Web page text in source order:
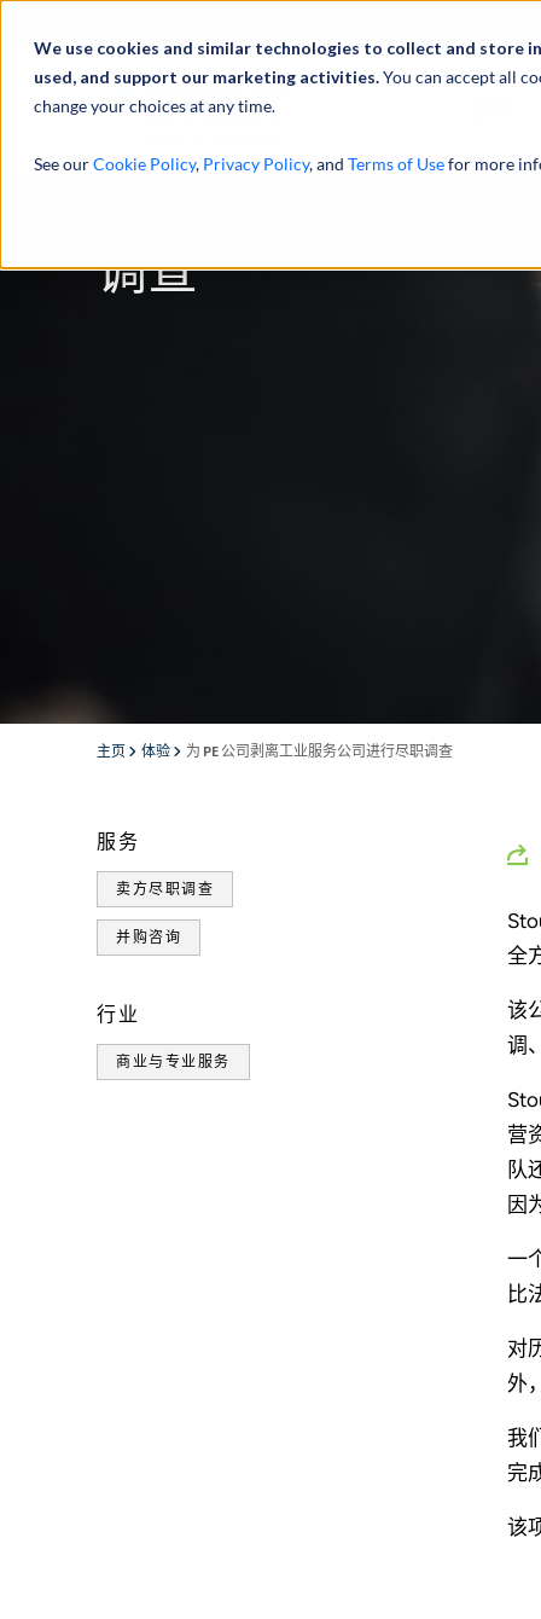
We use cookies and similar technologies to collect and
used, and support our marketing activities.You can accept all
change your choices at any time.
See ourCookie Policy, Privacy Policy, and Terms of Usefor more
调查
主页 体验 为 PE 公司剥离工业服务公司进行尽职调查
服务
卖方尽职调查
并购咨询
行业
商业与专业服务
全
该
调
营
队
因
一
比
对
外
我
完
该